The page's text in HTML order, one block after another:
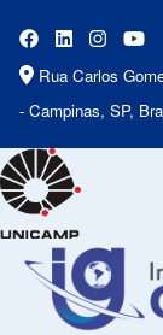
Rua Carlos
- Campinas, SP,